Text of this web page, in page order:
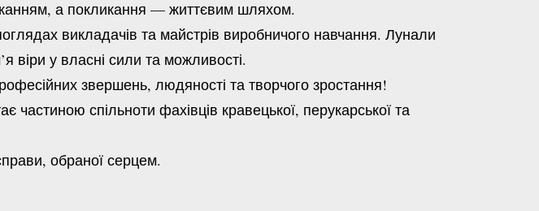
а покликання — життєвим шляхом.
викладачів та майстрів виробничого навчання. Лунали
віри у власні сили та можливості.
звершень, людяності та творчого зростання!
спільноти фахівців кравецької, перукарської та
обраної серцем.